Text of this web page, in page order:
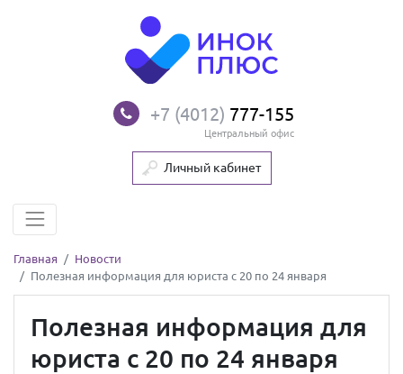
+7 (4012) 777-155
Центральный офис
Личный кабинет
Главная
Новости
Полезная информация для юриста с 20 по 24 января
Полезная информация для
юриста с 20 по 24 января